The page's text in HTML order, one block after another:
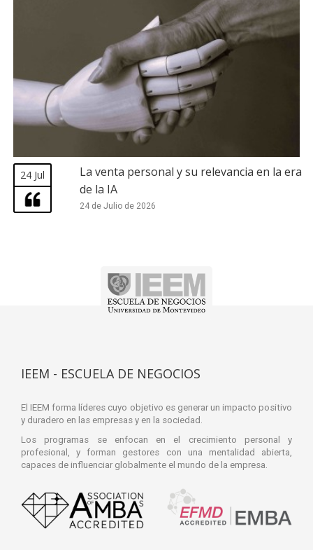
24 Jul
La venta personal y su relevancia en la era
de la IA
24 de Julio de 2026
IEEM - ESCUELA DE NEGOCIOS
El IEEM forma líderes cuyo objetivo es generar un impacto positivo
y duradero en las empresas y en la sociedad.
Los programas se enfocan en el crecimiento personal y
profesional, y forman gestores con una mentalidad abierta,
capaces de influenciar globalmente el mundo de la empresa.